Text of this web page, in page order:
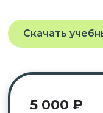
Скачать
5 000 ₽